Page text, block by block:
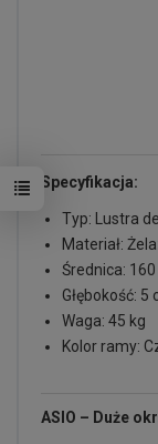
Specyfikacja:
Typ: Lustra
Materiał:
Średnica:
Głębokość: 5
Waga: 45 kg
Kolor ramy:
ASIO – Duże